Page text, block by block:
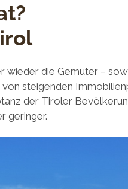
wieder die Gemüter –
steigenden
der Tiroler
geringer.